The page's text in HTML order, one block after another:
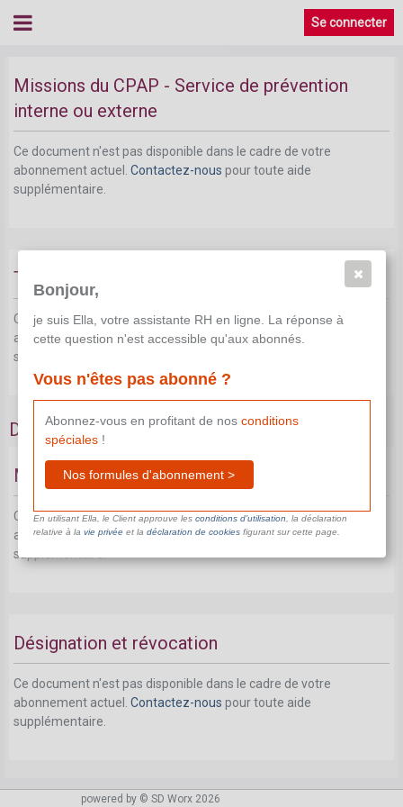
Se connecter
Désignation conseiller en prévention
Missions du CPAP - Service de prévention
interne ou externe
Ce document n'est pas disponible dans le cadre de votre
abonnement actuel. Contactez-nous pour toute aide
supplémentaire.
Tâches du conseiller en prévention
Ce document n'est pas disponible dans le cadre de votre
abonnement actuel.Contactez-nouspour toute aide
supplémentaire.
Désignation de la personne de confiance
Membre du personnel
Ce document n'est pas disponible dans le cadre de votre
abonnement actuel.Contactez-nouspour toute aide
supplémentaire.
Désignation et révocation
Ce document n'est pas disponible dans le cadre de votre
abonnement actuel. Contactez-nous pour toute aide
supplémentaire.
powered by © SD Worx 2026
Bonjour,
je suis Ella, votre assistante RH en ligne. La réponse à
cette question n'est accessible qu'aux abonnés.
Vous n'êtes pas abonné ?
Abonnez-vous en profitant de nos conditions
spéciales!
Nos formules d'abonnement >
En utilisant Ella, le Client approuve les conditions d’utilisation , la déclaration
relative à la vie privéeet la déclaration de cookiesfigurant sur cette page.